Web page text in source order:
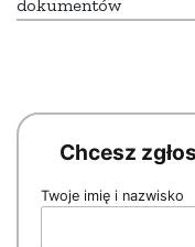
dokumentów
Chcesz
Twoje imię i nazwisko